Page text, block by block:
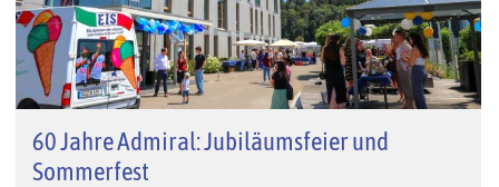
60 Jahre Admiral: Jubiläumsfeier und
Sommerfest